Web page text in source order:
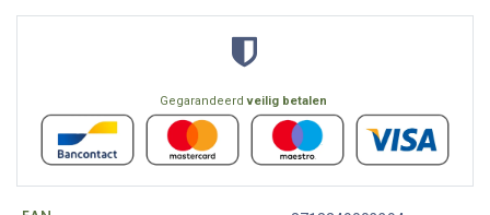
Gegarandeerdveilig betalen